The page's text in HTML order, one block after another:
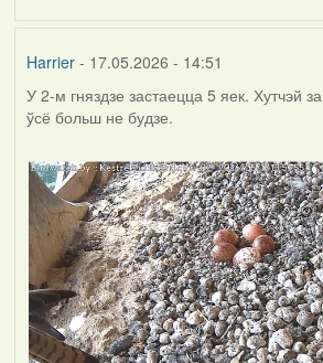
Harrier- 17.05.2026 - 14:51
У 2-м гняздзе застаецца 5 яек. Хутчэй за
ўсё больш не будзе.